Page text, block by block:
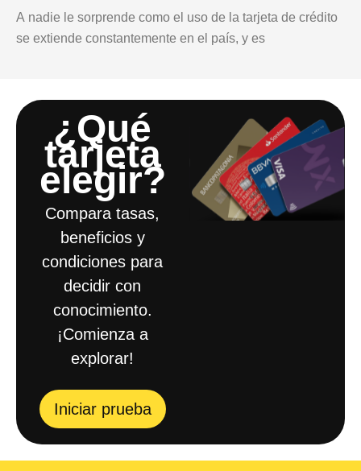
A nadie le sorprende como el uso de la tarjeta de crédito
se extiende constantemente en el país, y es
¿Qué
tarjeta
elegir?​
Compara tasas,
beneficios y
condiciones para
decidir con
conocimiento.
¡Comienza a
explorar!
Iniciar prueba